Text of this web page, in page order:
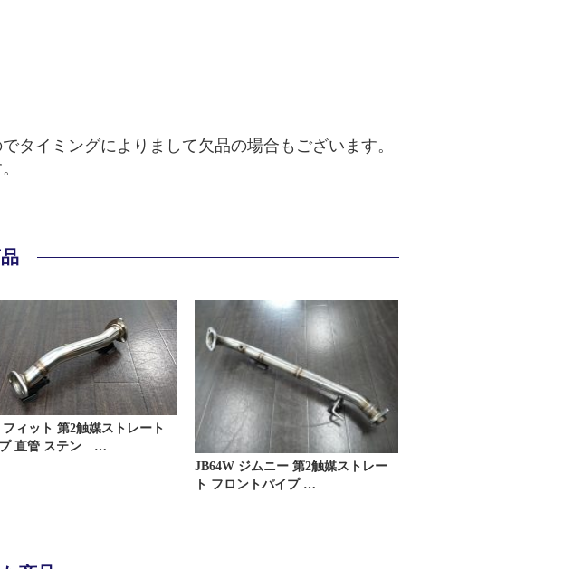
イミングによりまして欠品の場合もございます。
ィット 第2触媒ストレート
直管 ステン …
JB64W ジムニー 第2触媒ストレー
ト フロントパイプ …